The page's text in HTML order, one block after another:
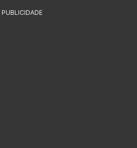
PUBLICIDADE